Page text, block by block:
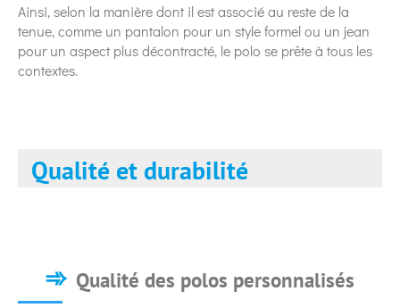
Ainsi, selon la manière dont il est associé au reste de la
tenue, comme un pantalon pour un style formel ou un jean
pour un aspect plus décontracté, le polo se prête à tous les
contextes.
Qualité et durabilité
Qualité des polos personnalisés